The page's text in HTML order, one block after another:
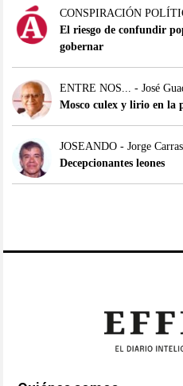
CONSPIRACIÓN
El riesgo de confundir
gobernar
ENTRE NOS... - José
Mosco culex y lirio en la
JOSEANDO - Jorge
Decepcionantes leones